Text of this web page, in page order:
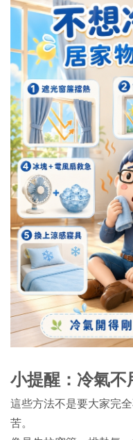
小提醒：冷氣不
這些方法不是要大家完
苦。